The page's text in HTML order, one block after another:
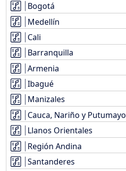
Bogotá
Medellín
Cali
Barranquilla
Armenia
Ibagué
Manizales
Cauca, Nariño y Putumayo
Llanos Orientales
Región Andina
Santanderes